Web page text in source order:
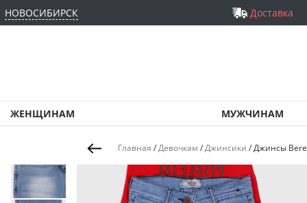
НОВОСИБИРСК Доставка
ЖЕНЩИНАМ МУЖЧИНАМ
Главная /Девочкам /Джинсики /Джинсы